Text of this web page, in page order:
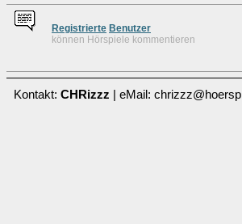
Registrierte Benutzer
können Hörspiele kommentieren
Kontakt: CHRizzz | eMail: